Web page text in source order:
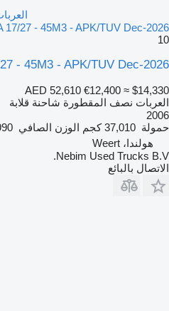
17/27 - 45M3 - APK/TUV Dec-2026
10
- 45M3 - APK/TUV Dec-2026
AED 52,610 €12,400 ≈ $14,330
العربات نصف المقطورة شاحنة قلابة
2006
حمولة 37,010 كجم الوزن الصافي
هولندا، Weert
Nebim Used Trucks B.V.
الاتصال بالبائع